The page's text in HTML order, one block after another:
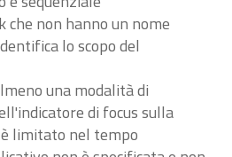
che non hanno un nome
lo scopo del
una modalità di
di focus sulla
limitato nel tempo